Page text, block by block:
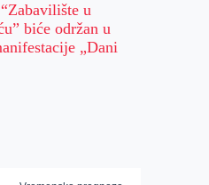
u
biće održan u
„Dani